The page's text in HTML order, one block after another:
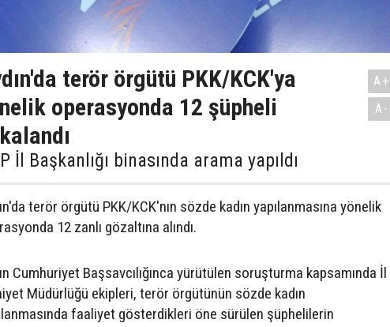
terör örgütü PKK/KCK'ya
operasyonda 12 şüpheli
İl Başkanlığı binasında arama yapıldı
A+
A-
terör örgütü PKK/KCK'nın sözde kadın yapılanmasına yönelik
12 zanlı gözaltına alındı.
Cumhuriyet Başsavcılığınca yürütülen soruşturma kapsamında İl
Müdürlüğü ekipleri, terör örgütünün sözde kadın
faaliyet gösterdikleri öne sürülen şüphelilerin